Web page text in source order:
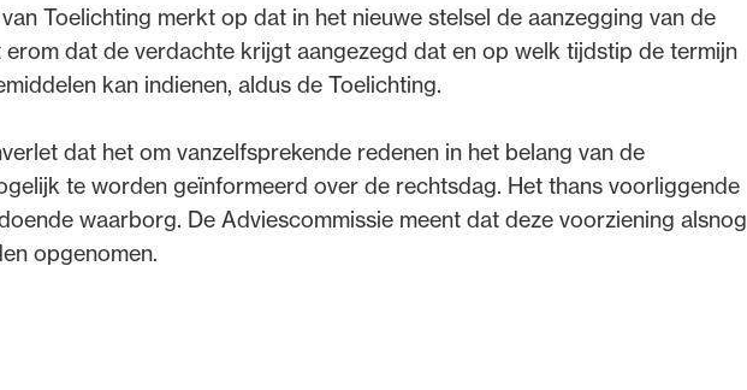
Toelichting merkt op dat in het nieuwe stelsel de aanzegging van de
dat de verdachte krijgt aangezegd dat en op welk tijdstip de termijn
kan indienen, aldus de Toelichting.
dat het om vanzelfsprekende redenen in het belang van de
te worden geïnformeerd over de rechtsdag. Het thans voorliggende
waarborg. De Adviescommissie meent dat deze voorziening alsnog
opgenomen.